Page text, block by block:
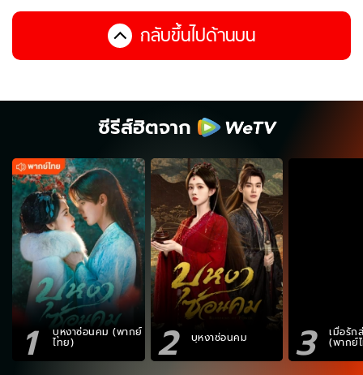
กลับขึ้นไปด้านบน
ซีรีส์ฮิตจาก
1 บุหงาซ่อนคม (พากย์
ไทย) 2 บุหงาซ่อนคม 3 เมื่อรัก
(พากย์